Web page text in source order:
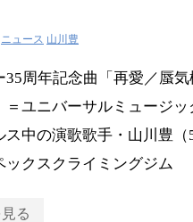
ニュース 山川豊
35周年記念曲「再愛／蜃
＝ユニバーサルミュージ
ス中の演歌歌手・山川豊
ックスクライミングジム
る